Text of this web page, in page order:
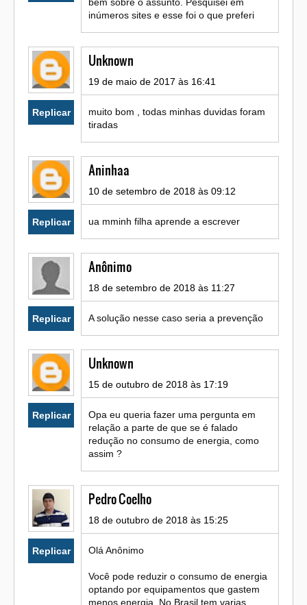
bem sobre o assunto. Pesquisei em
inúmeros sites e esse foi o que preferi
Replicar
Unknown
19 de maio de 2017 às 16:41
muito bom , todas minhas duvidas foram
tiradas
Replicar
Aninhaa
10 de setembro de 2018 às 09:12
ua mminh filha aprende a escrever
Replicar
Anônimo
18 de setembro de 2018 às 11:27
A solução nesse caso seria a prevenção
Replicar
Unknown
15 de outubro de 2018 às 17:19
Opa eu queria fazer uma pergunta em
relação a parte de que se é falado
redução no consumo de energia, como
assim ?
Replicar
Pedro Coelho
18 de outubro de 2018 às 15:25
Olá Anônimo
Você pode reduzir o consumo de energia
optando por equipamentos que gastem
menos energia. No Brasil tem varias